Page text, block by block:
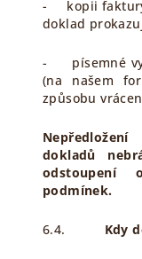
- kopii faktury
doklad
- písemné
(na našem
způsobu
dokladů
odstoupení
podmínek.
6.4. Kdy